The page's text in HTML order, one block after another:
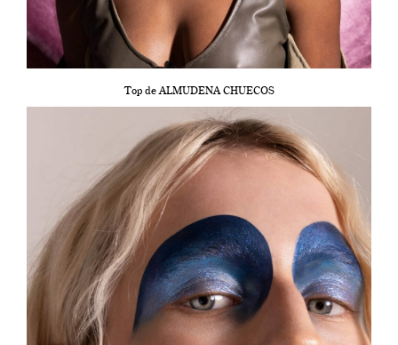
Top de ALMUDENA CHUECOS